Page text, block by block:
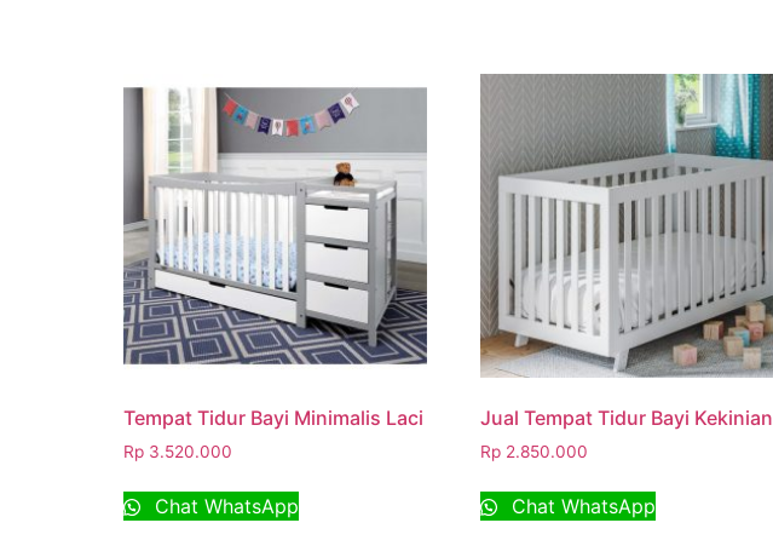
Tempat Tidur Bayi Minimalis Laci
Rp 3.520.000
Chat WhatsApp
Jual Tempat Tidur Bayi Kekinian
Rp2.850.000
Chat WhatsApp